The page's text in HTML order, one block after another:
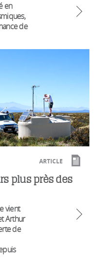
en
de
ARTICLE
plus près des
vient
Arthur
de